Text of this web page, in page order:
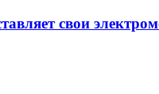
свои